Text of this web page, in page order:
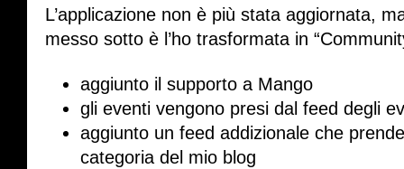
L’applicazione non è più stata aggiornata,
messo sotto è l’ho trasformata in
aggiunto il supporto a Mango
gli eventi vengono presi dal feed degli
aggiunto un feed addizionale che
categoria del mio blog